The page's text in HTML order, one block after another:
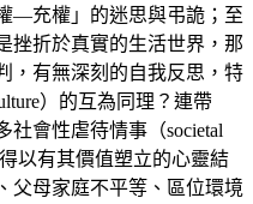
充權」的迷思與弔詭；至
挫折於真實的生活世界，那
，有無深刻的自我反思，特
）的互為同理？連帶
會性虐待情事（societal
以有其價值塑立的心靈結
父母家庭不平等、區位環境